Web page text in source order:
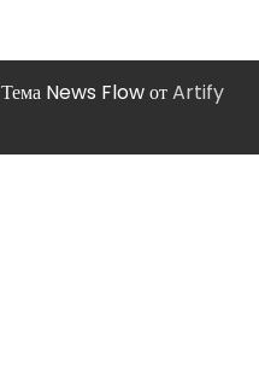
Тема News Flow отArtify